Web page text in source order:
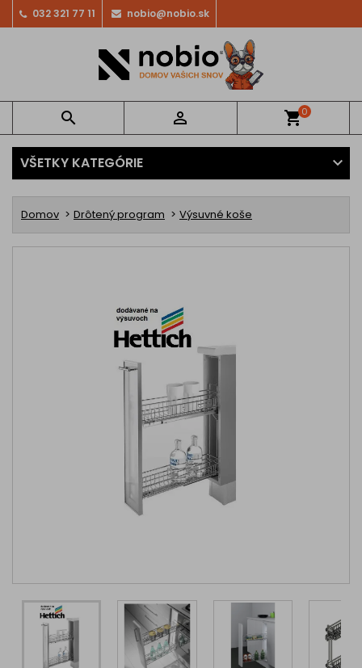
032 321 77 11 nobio@nobio.sk
  shopping_cart0
VŠETKY KATEGÓRIE
Domov Drôtený program Výsuvné koše